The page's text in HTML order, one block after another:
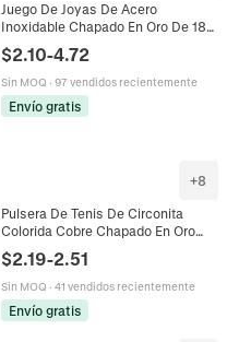
Juego De Joyas De Acero
Inoxidable Chapado En Oro De 18K
Circonita Anillo Ajustable Collar De
Cadena Pulsera Para Mujer
$2.10-4.72
Sin MOQ · 97 vendidos recientemente
Envío gratis
+8
Pulsera De Tenis De Circonita
Colorida Cobre Chapado En Oro
Rectángulo Redondo Joyería Para
Mujeres
$2.19-2.51
Sin MOQ · 41 vendidos recientemente
Envío gratis